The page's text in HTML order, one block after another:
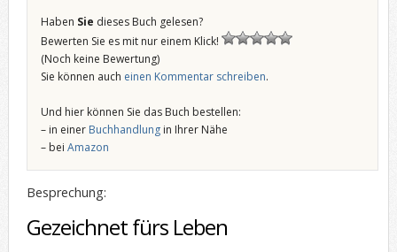
Haben Sie dieses Buch gelesen?
Bewerten Sie es mit nur einem Klick!
(Noch keine Bewertung)
Sie können auch einen Kommentar schreiben.
Und hier können Sie das Buch bestellen:
– in einer Buchhandlungin Ihrer Nähe
– bei Amazon
Besprechung:
Gezeichnet fürs Leben